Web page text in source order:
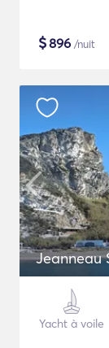
$896 /nuit
Jeanneau
Yacht à voile